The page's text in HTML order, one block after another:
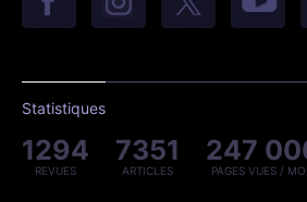
Statistiques
1294
REVUES
7351
ARTICLES
247
PAGES VUES /